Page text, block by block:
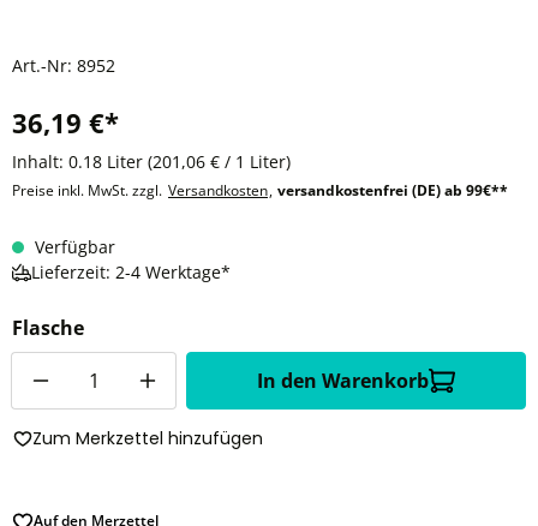
Art.-Nr: 8952
36,19 €*
Inhalt: 0.18 Liter (201,06 € / 1 Liter)
Preise inkl. MwSt. zzgl. Versandkosten, versandkostenfrei (DE) ab 99€**
Verfügbar
Lieferzeit: 2-4 Werktage*
Flasche
In den Warenkorb
Zum Merkzettel hinzufügen
Auf den Merzettel